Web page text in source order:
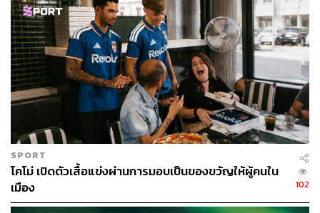
SPORT
โคโม่ เปิดตัวเสื้อแข่งผ่านการมอบเป็นของขวัญให้ผู้คนใน
เมือง
102